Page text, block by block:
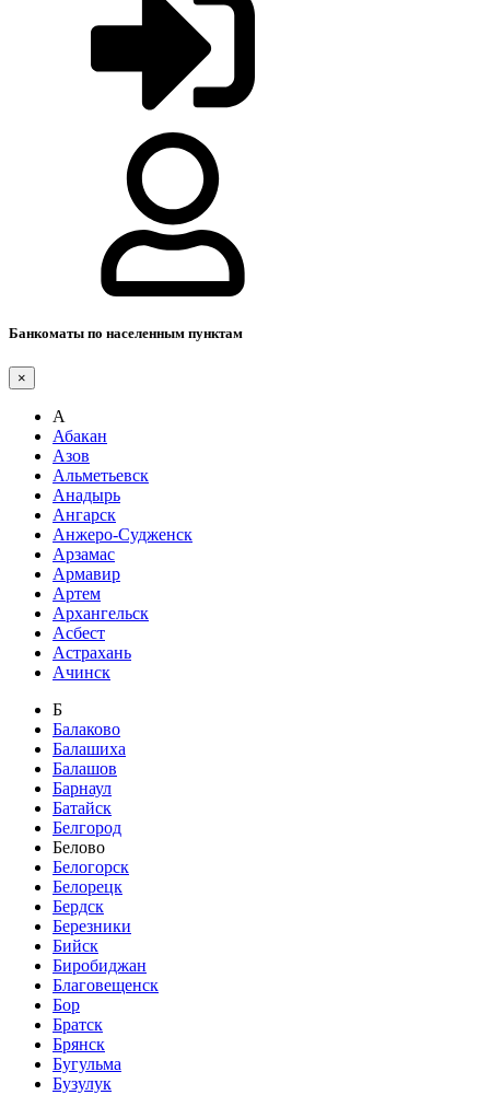
Банкоматы по населенным пунктам
×
А
Абакан
Азов
Альметьевск
Анадырь
Ангарск
Анжеро-Судженск
Арзамас
Армавир
Артем
Архангельск
Асбест
Астрахань
Ачинск
Б
Балаково
Балашиха
Балашов
Барнаул
Батайск
Белгород
Белово
Белогорск
Белорецк
Бердск
Березники
Бийск
Биробиджан
Благовещенск
Бор
Братск
Брянск
Бугульма
Бузулук